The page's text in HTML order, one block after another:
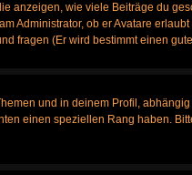
anzeigen, wie viele Beiträge du
Administrator, ob er Avatare
fragen (Er wird bestimmt einen
und in deinem Profil,
einen speziellen Rang haben.